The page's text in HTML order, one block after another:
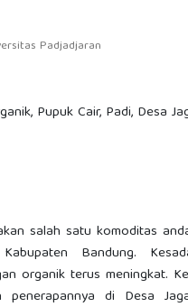
Padjadjaran
Pupuk Cair, Padi, Desa
salah satu komoditas
Bandung.
organik terus meningkat.
di Desa